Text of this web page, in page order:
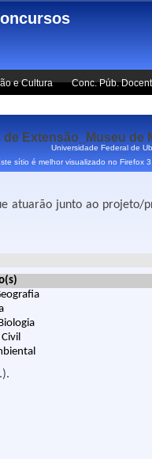
e Cultura Conc. Púb.
Extensão_Museu de
atuarão junto ao projeto/
Universidade Federal de
sítio é melhor visualizado no Firefox